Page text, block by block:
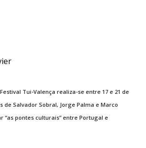
Festival Tui-Valença realiza-se entre 17 e 21 de
de Salvador Sobral, Jorge Palma e Marco
“as pontes culturais” entre Portugal e